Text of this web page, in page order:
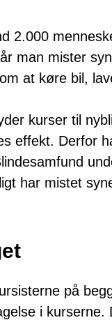
2.000
man mister
at køre bil,
kurser til
effekt. Derfor
har mistet
på
i